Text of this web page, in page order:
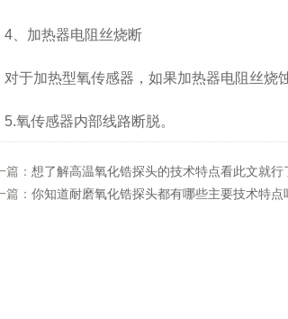
、加热器电阻丝烧断
于加热型氧传感器，如果加热器电阻丝烧
氧传感器内部线路断脱。
篇： 想了解高温氧化锆探头的技术特点看此文就行
篇： 你知道耐磨氧化锆探头都有哪些主要技术特点